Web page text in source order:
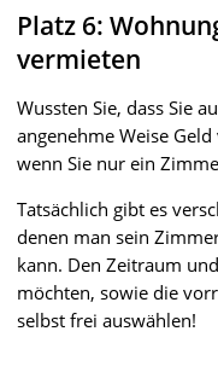
Platz 6:
vermieten
Wussten Sie, dass Sie
angenehme Weise
wenn Sie nur ein
Tatsächlich gibt es
denen man sein
kann. Den Zeitraum
möchten, sowie die
selbst frei auswählen!